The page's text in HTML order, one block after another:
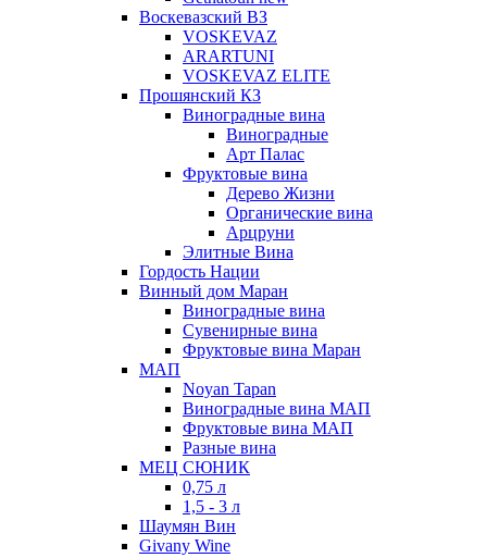
Воскевазский ВЗ
VOSKEVAZ
ARARTUNI
VOSKEVAZ ELITE
Прошянский КЗ
Виноградные вина
Виноградные
Арт Палас
Фруктовые вина
Дерево Жизни
Органические вина
Арцруни
Элитные Вина
Гордость Нации
Винный дом Маран
Виноградные вина
Сувенирные вина
Фруктовые вина Маран
МАП
Noyan Tapan
Виноградные вина МАП
Фруктовые вина МАП
Разные вина
МЕЦ СЮНИК
0,75 л
1,5 - 3 л
Шаумян Вин
Givany Wine